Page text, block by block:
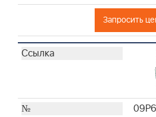
Запросить